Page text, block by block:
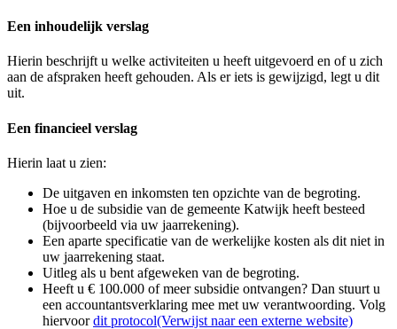
Een inhoudelijk verslag
Hierin beschrijft u welke activiteiten u heeft uitgevoerd en of u zich
aan de afspraken heeft gehouden. Als er iets is gewijzigd, legt u dit
uit.
Een financieel verslag
Hierin laat u zien:
De uitgaven en inkomsten ten opzichte van de begroting.
Hoe u de subsidie van de gemeente Katwijk heeft besteed
(bijvoorbeeld via uw jaarrekening).
Een aparte specificatie van de werkelijke kosten als dit niet in
uw jaarrekening staat.
Uitleg als u bent afgeweken van de begroting.
Heeft u € 100.000 of meer subsidie ontvangen? Dan stuurt u
een accountantsverklaring mee met uw verantwoording. Volg
hiervoordit protocol(Verwijst naar een externe website)